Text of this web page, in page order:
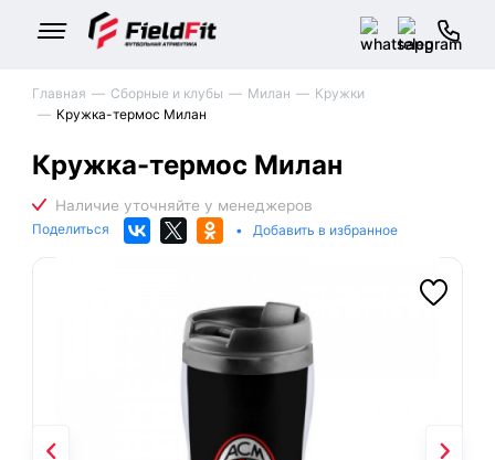
Главная Сборные и клубы Милан
Кружки
Кружка-термос Милан
Кружка-термос Милан
Поделиться • Добавить в избранное